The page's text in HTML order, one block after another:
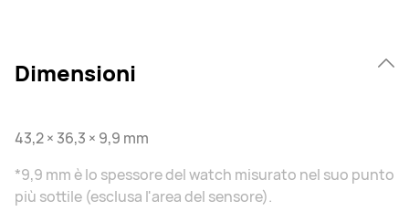
Dimensioni
43,2 × 36,3 × 9,9 mm
*9,9 mm è lo spessore del watch misurato nel suo punto
più sottile (esclusa l'area del sensore).